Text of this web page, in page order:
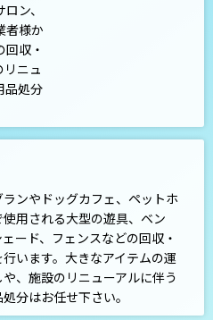
ン、
者様か
収・
ニュ
品処分
ランやドッグカフェ、ペットホ
使用される大型の遊具、ベン
ード、フェンスなどの回収・
います。大きなアイテムの運
や、施設のリニューアルに伴う
分はお任せ下さい。